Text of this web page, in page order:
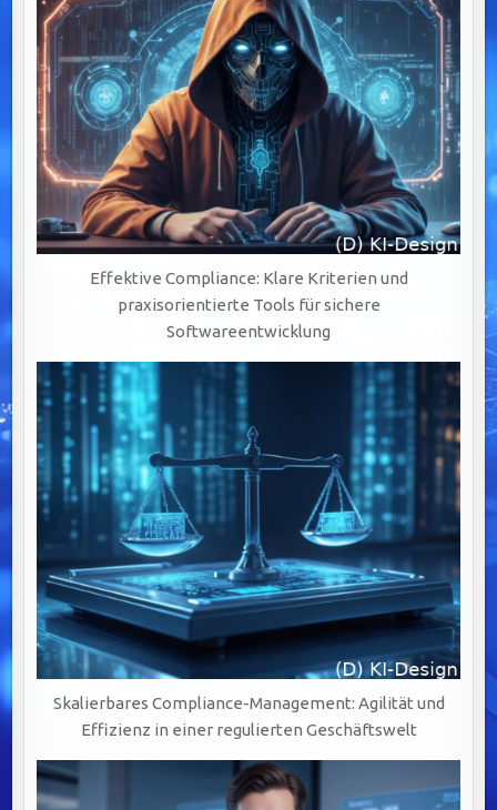
Effektive Compliance: Klare Kriterien und
praxisorientierte Tools für sichere
Softwareentwicklung
Skalierbares Compliance-Management: Agilität und
Effizienz in einer regulierten Geschäftswelt